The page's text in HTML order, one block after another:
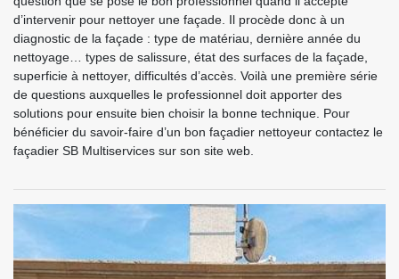
d’intervenir pour nettoyer une façade. Il procède donc à un
diagnostic de la façade : type de matériau, dernière année du
nettoyage… types de salissure, état des surfaces de la façade,
superficie à nettoyer, difficultés d’accès. Voilà une première série
de questions auxquelles le professionnel doit apporter des
solutions pour ensuite bien choisir la bonne technique. Pour
bénéficier du savoir-faire d’un bon façadier nettoyeur contactez le
façadier SB Multiservices sur son site web.